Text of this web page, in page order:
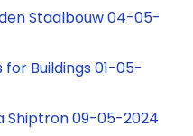
Staalbouw 04-05-
for Buildings 01-05-
Shiptron 09-05-2024